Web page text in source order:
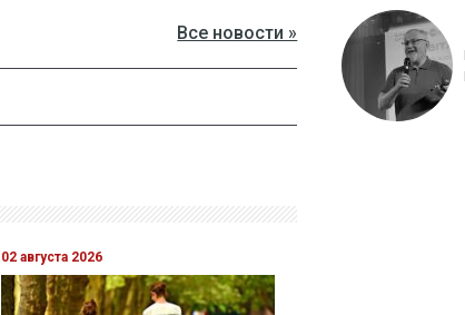
Все новости »
02 августа 2026